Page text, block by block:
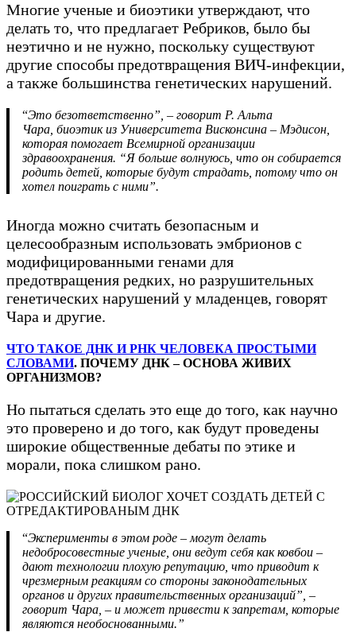
Многие ученые и биоэтики утверждают, что
делать то, что предлагает Ребриков, было бы
неэтично и не нужно, поскольку существуют
другие способы предотвращения ВИЧ-инфекции,
а также большинства генетических нарушений.
“Это безответственно”, – говорит Р. Альта
Чара, биоэтик из Университета Висконсина – Мэдисон,
которая помогает Всемирной организации
здравоохранения. “Я больше волнуюсь, что он собирается
родить детей, которые будут страдать, потому что он
хотел поиграть с ними”.
Иногда можно считать безопасным и
целесообразным использовать эмбрионов с
модифицированными генами для
предотвращения редких, но разрушительных
генетических нарушений у младенцев, говорят
Чара и другие.
ЧТО ТАКОЕ ДНК И РНК ЧЕЛОВЕКА ПРОСТЫМИ
СЛОВАМИ. ПОЧЕМУ ДНК – ОСНОВА ЖИВИХ
ОРГАНИЗМОВ?
Но пытаться сделать это еще до того, как научно
это проверено и до того, как будут проведены
широкие общественные дебаты по этике и
морали, пока слишком рано.
“Эксперименты в этом роде – могут делать
недобросовестные ученые, они ведут себя как ковбои –
дают технологии плохую репутацию, что приводит к
чрезмерным реакциям со стороны законодательных
органов и других правительственных организаций”, –
говорит Чара, – и может привести к запретам, которые
являются необоснованными.”